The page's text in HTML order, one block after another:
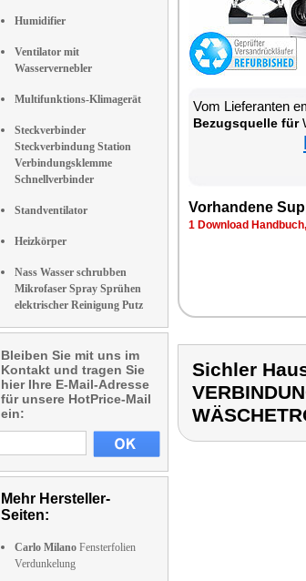
Humidifier
Ventilator mit
Wasservernebler
Multifunktions-Klimagerät
Steckverbinder
Steckverbindung Station
Verbindungsklemme
Schnellverbinder
Standventilator
Heizkörper
Nass Wasser schrubben
Mikrofaser Spray Sprühen
elektrischer Reinigung Putz
Bleiben Sie mit uns im
Kontakt und tragen Sie
hier Ihre E-Mail-Adresse
für unsere HotPrice-Mail
ein:
Mehr Hersteller-
Seiten:
Carlo Milano Fensterfolien
Verdunkelung
Vom Lie­fe­ran­ten
Be­zugs­quel­le für
Vor­han­de­ne
1 Down­load
Sichler